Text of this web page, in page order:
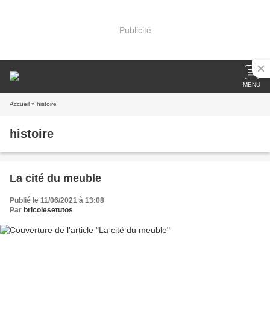
Publicité
MENU
Accueil » histoire
histoire
La cité du meuble
Publié le 11/06/2021 à 13:08
Par bricolesetutos